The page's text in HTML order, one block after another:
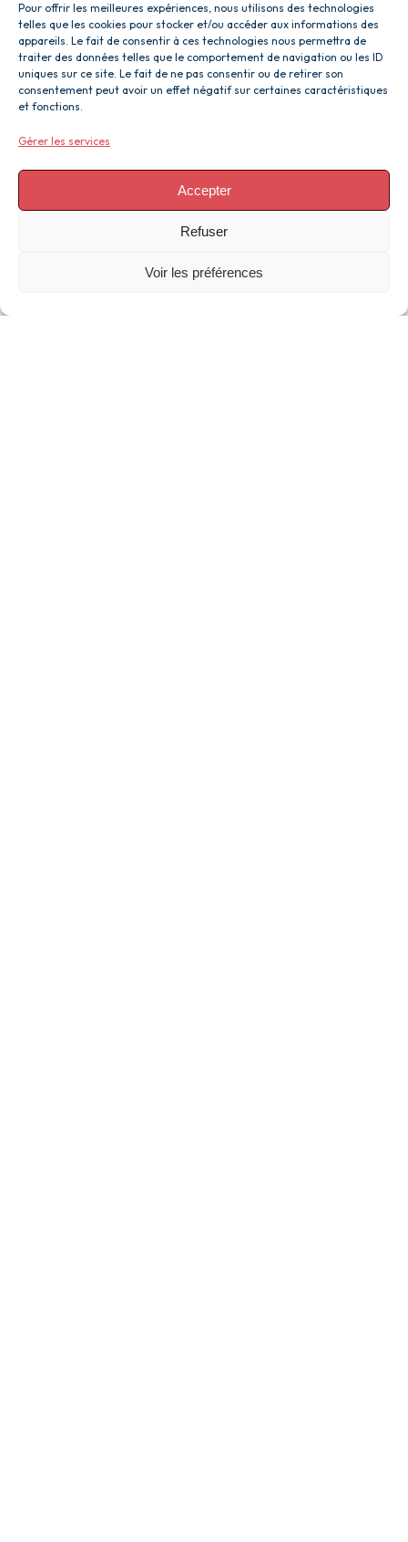
Pour offrir les meilleures expériences, nous utilisons des technologies
telles que les cookies pour stocker et/ou accéder aux informations des
appareils. Le fait de consentir à ces technologies nous permettra de
traiter des données telles que le comportement de navigation ou les ID
uniques sur ce site. Le fait de ne pas consentir ou de retirer son
consentement peut avoir un effet négatif sur certaines caractéristiques
et fonctions.
Gérer les services
Accepter
Refuser
Voir les préférences
conduits de fumée
Nous sommes à votre
disposition pour tous vos
travaux de tubage et création